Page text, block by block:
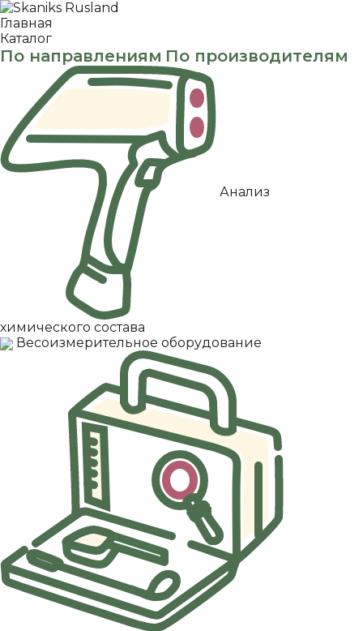
Главная
Каталог
По направлениям По производителям
Анализ
химического состава
Весоизмерительное оборудование